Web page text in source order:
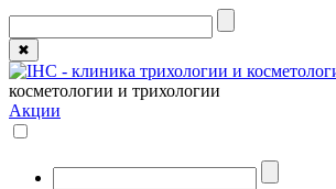
✖
косметологии и трихологии
Акции